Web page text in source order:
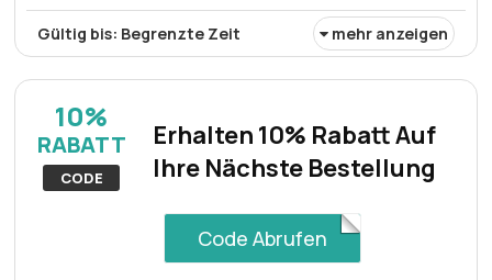
Gültig bis: Begrenzte Zeit mehr anzeigen
bequemes Accessoire für jede Garderobe.
10%
RABATT
CODE
Erhalten 10% Rabatt Auf
Ihre Nächste Bestellung
Code Abrufen